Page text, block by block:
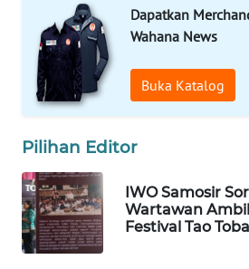
Dapatkan
Wahana News
Buka Katalog
Pilihan Editor
IWO Samosir
Wartawan
Festival Tao
SIDIKALANG
NEWS
SIBARAGAS
NEWS
METRO
SIANTAR
NEWS
METRO